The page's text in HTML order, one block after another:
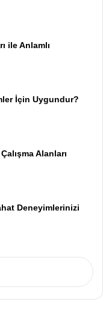
ile Anlamlı
İçin Uygundur?
Alanları
Deneyimlerinizi